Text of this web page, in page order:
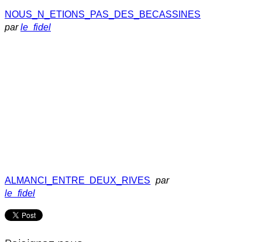
NOUS_N_ETIONS_PAS_DES_BECASSINES
parle_fidel
ALMANCI_ENTRE DEUX_RIVES par
le_fidel